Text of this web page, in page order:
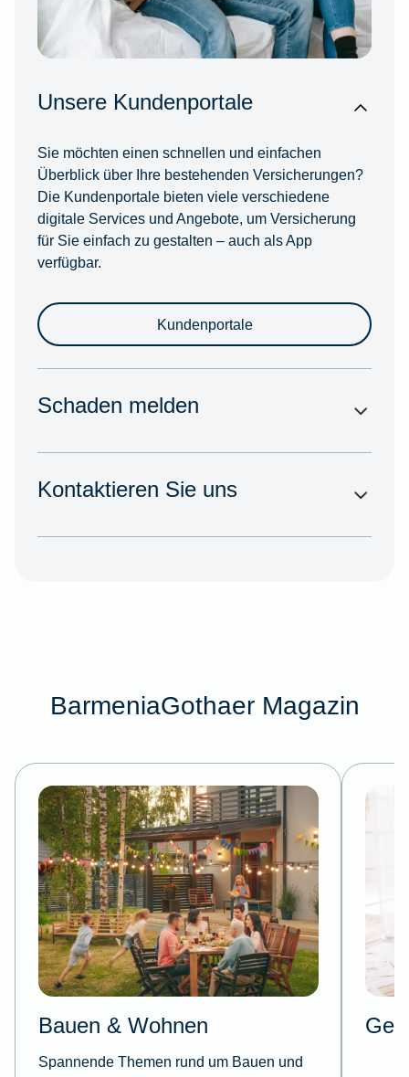
Unsere Kundenportale
Sie möchten einen schnellen und einfachen
Überblick über Ihre bestehenden Versicherungen?
Die Kundenportale bieten viele verschiedene
digitale Services und Angebote, um Versicherung
für Sie einfach zu gestalten – auch als App
verfügbar.
Kundenportale
Schaden melden
Kontaktieren Sie uns
BarmeniaGothaer Magazin
Bauen & Wohnen
Spannende Themen rund um Bauen und